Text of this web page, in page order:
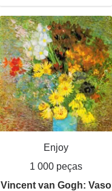
Enjoy
1 000 peças
Vincent van Gogh: Vaso